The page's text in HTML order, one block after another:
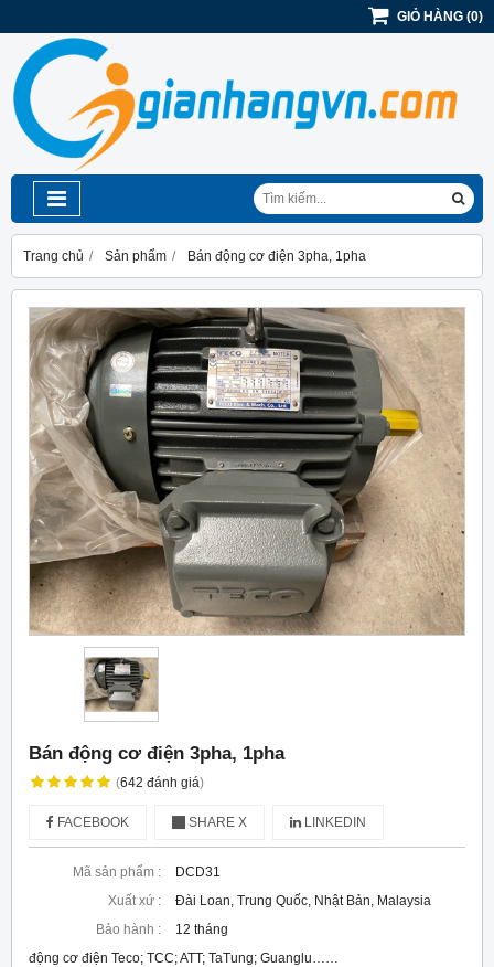
GIỎ HÀNG (0)
Trang chủ Sản phẩm Bán động cơ điện 3pha, 1pha
Bán động cơ điện 3pha, 1pha
(642 đánh giá)
FACEBOOK SHARE X LINKEDIN
Mã sản phẩm :
DCD31
Xuất xứ :
Đài Loan, Trung Quốc, Nhật Bản, Malaysia
Bảo hành :
12 tháng
động cơ điện Teco; TCC; ATT; TaTung; Guanglu……